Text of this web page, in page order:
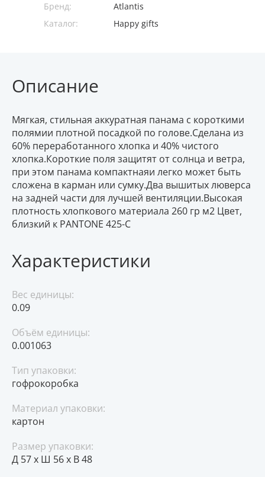
Бренд:
Atlantis
Каталог:
Happy gifts
Описание
Мягкая, стильная аккуратная панама с короткими
полямии плотной посадкой по голове.Сделана из
60% переработанного хлопка и 40% чистого
хлопка.Короткие поля защитят от солнца и ветра,
при этом панама компактнаяи легко может быть
сложена в карман или сумку.Два вышитых люверса
на задней части для лучшей вентиляции.Высокая
плотность хлопкового материала 260 гр м2 Цвет,
близкий к PANTONE 425-C
Характеристики
Вес единицы:
0.09
Объём единицы:
0.001063
Тип упаковки:
гофрокоробка
Материал упаковки:
картон
Размер упаковки:
Д 57 x Ш 56 x В 48